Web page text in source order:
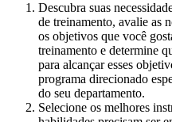
Descubra suas
de treinamento, avalie as
os objetivos que você
treinamento e determine
para alcançar esses
programa direcionado
do seu departamento.
Selecione os melhores